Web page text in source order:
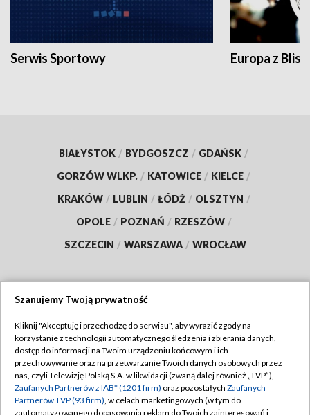
Serwis Sportowy Europa z
BIAŁYSTOK / BYDGOSZCZ / GDAŃSK /
GORZÓW WLKP. / KATOWICE / KIELCE /
KRAKÓW / LUBLIN / ŁÓDŹ / OLSZTYN /
OPOLE / POZNAŃ / RZESZÓW /
SZCZECIN / WARSZAWA / WROCŁAW
TVP
Abonament TVP
Emisja w TVP
Centrum informacji TVP
Regulamin TVP
Polityka prywatności
Moje zgody
Szanujemy Twoją prywatność
Kliknij "Akceptuję i przechodzę do serwisu", aby wyrazić zgody na
korzystanie z technologii automatycznego śledzenia i zbierania danych,
dostęp do informacji na Twoim urządzeniu końcowym i ich
przechowywanie oraz na przetwarzanie Twoich danych osobowych przez
nas, czyli Telewizję Polską S.A. w likwidacji (zwaną dalej również „TVP”),
Zaufanych Partnerów z IAB* (1201 firm) oraz pozostałych Zaufanych
Partnerów TVP (93 firm), w celach marketingowych (w tym do
zautomatyzowanego dopasowania reklam do Twoich zainteresowań i